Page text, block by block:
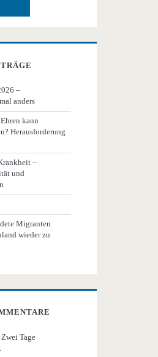
–
anders
kann
Herausforderung
–
und
Migranten
wieder zu
Zwei Tage